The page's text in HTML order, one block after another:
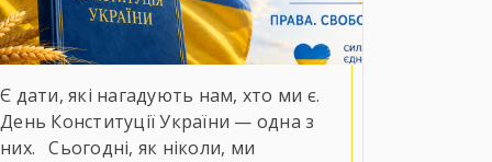
Є дати, які нагадують нам, хто ми є.
День Конституції України — одна з
них.⠀Сьогодні, як ніколи, ми